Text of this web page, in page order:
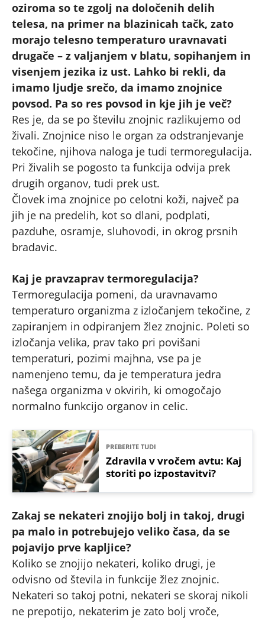
oziroma so te zgolj na določenih delih
telesa, na primer na blazinicah tačk, zato
morajo telesno temperaturo uravnavati
drugače – z valjanjem v blatu, sopihanjem in
visenjem jezika iz ust. Lahko bi rekli, da
imamo ljudje srečo, da imamo znojnice
povsod. Pa so res povsod in kje jih je več?
Res je, da se po številu znojnic razlikujemo od
živali. Znojnice niso le organ za odstranjevanje
tekočine, njihova naloga je tudi termoregulacija.
Pri živalih se pogosto ta funkcija odvija prek
drugih organov, tudi prek ust.
Človek ima znojnice po celotni koži, največ pa
jih je na predelih, kot so dlani, podplati,
pazduhe, osramje, sluhovodi, in okrog prsnih
bradavic.
Kaj je pravzaprav termoregulacija?
Termoregulacija pomeni, da uravnavamo
temperaturo organizma z izločanjem tekočine, z
zapiranjem in odpiranjem žlez znojnic. Poleti so
izločanja velika, prav tako pri povišani
temperaturi, pozimi majhna, vse pa je
namenjeno temu, da je temperatura jedra
našega organizma v okvirih, ki omogočajo
normalno funkcijo organov in celic.
PREBERITE TUDI
Zdravila v vročem avtu: Kaj
storiti po izpostavitvi?
Zakaj se nekateri znojijo bolj in takoj, drugi
pa malo in potrebujejo veliko časa, da se
pojavijo prve kapljice?
Koliko se znojijo nekateri, koliko drugi, je
odvisno od števila in funkcije žlez znojnic.
Nekateri so takoj potni, nekateri se skoraj nikoli
ne prepotijo, nekaterim je zato bolj vroče,